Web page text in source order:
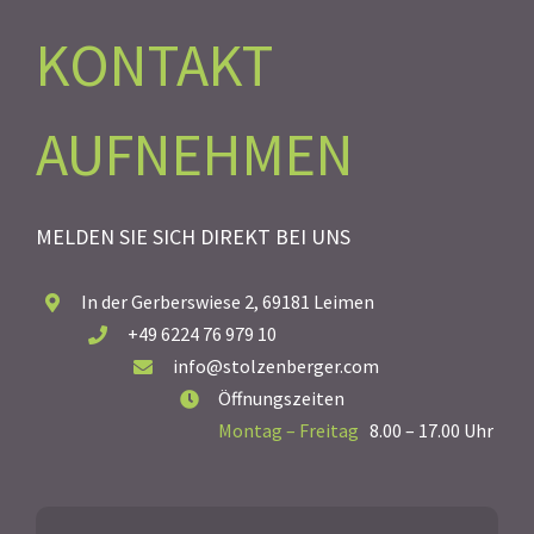
KONTAKT
AUFNEHMEN
MELDEN SIE SICH DIREKT BEI UNS
In der Gerberswiese 2, 69181 Leimen
+49 6224 76 979 10
info@stolzenberger.com
Öffnungszeiten
Montag – Freitag 8.00 – 17.00 Uhr